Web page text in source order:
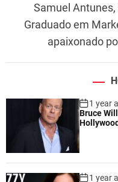
Samuel
Graduado em
apaixonado
1 year
Bruce
1 year